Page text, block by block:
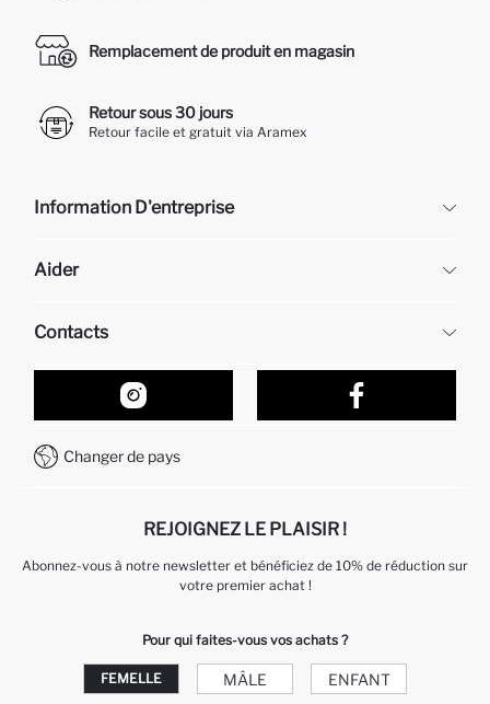
Remplacement de produit en magasin
Retour sous 30 jours
Retour facile et gratuit via Aramex
Information D'entreprise
À propos de nous
Aider
Retour et changement
Suivi de la Commande
Comment acheter sur DeFacto ?
Comment payer sur DeFacto?
Contacts
Nos Magasins
Formulaire de contact
Service Client +212 525 076 633
Changer de pays
REJOIGNEZ LE PLAISIR !
Abonnez-vous à notre newsletter et bénéficiez de 10% de réduction sur
votre premier achat !
Pour qui faites-vous vos achats ?
FEMELLE MÂLE ENFANT